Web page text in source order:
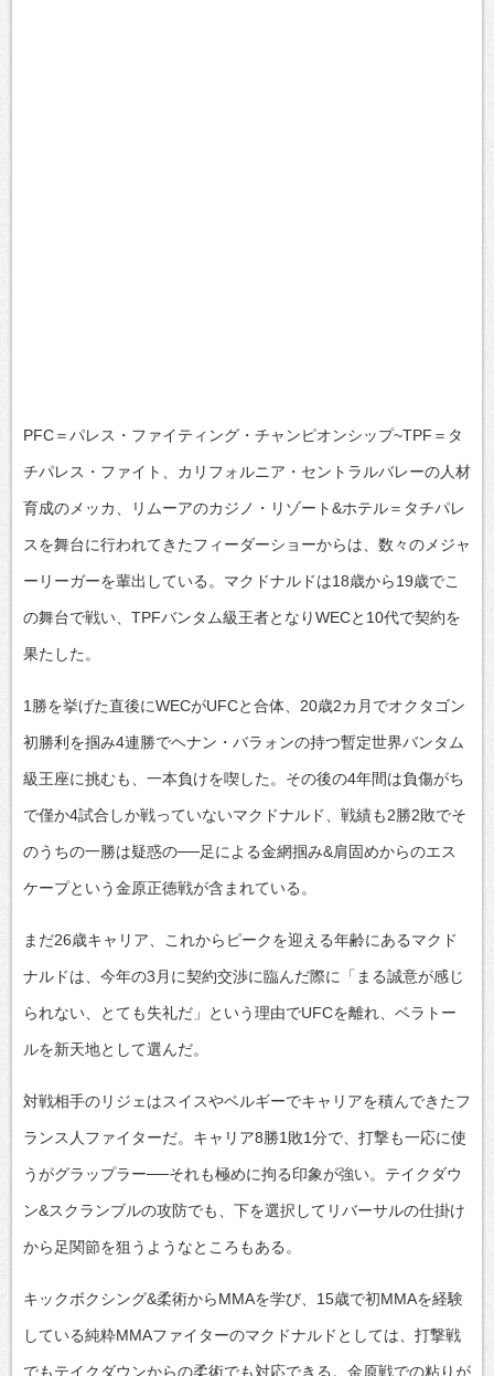
PFC＝パレス・ファイティング・チャンピオンシップ~TPF＝タ
チパレス・ファイト、カリフォルニア・セントラルバレーの人材
育成のメッカ、リムーアのカジノ・リゾート&ホテル＝タチパレ
スを舞台に行われてきたフィーダーショーからは、数々のメジャ
ーリーガーを輩出している。マクドナルドは18歳から19歳でこ
の舞台で戦い、TPFバンタム級王者となりWECと10代で契約を
果たした。
1勝を挙げた直後にWECがUFCと合体、20歳2カ月でオクタゴン
初勝利を掴み4連勝でヘナン・バラォンの持つ暫定世界バンタム
級王座に挑むも、一本負けを喫した。その後の4年間は負傷がち
で僅か4試合しか戦っていないマクドナルド、戦績も2勝2敗でそ
のうちの一勝は疑惑の──足による金網掴み&肩固めからのエス
ケープという金原正徳戦が含まれている。
まだ26歳キャリア、これからピークを迎える年齢にあるマクド
ナルドは、今年の3月に契約交渉に臨んだ際に「まる誠意が感じ
られない、とても失礼だ」という理由でUFCを離れ、ベラトー
ルを新天地として選んだ。
対戦相手のリジェはスイスやベルギーでキャリアを積んできたフ
ランス人ファイターだ。キャリア8勝1敗1分で、打撃も一応に使
うがグラップラー──それも極めに拘る印象が強い。テイクダウ
ン&スクランブルの攻防でも、下を選択してリバーサルの仕掛け
から足関節を狙うようなところもある。
キックボクシング&柔術からMMAを学び、15歳で初MMAを経験
している純粋MMAファイターのマクドナルドとしては、打撃戦
でもテイクダウンからの柔術でも対応できる。金原戦での粘りが